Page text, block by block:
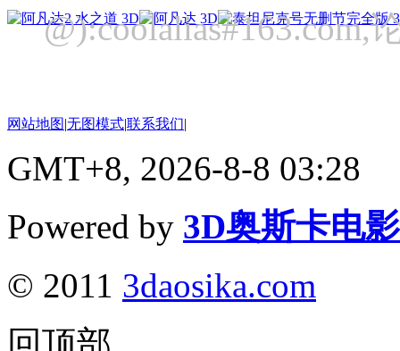
网站地图|无图模式|联系我们|
GMT+8, 2026-8-8 03:28
Powered by 3D奥斯卡电
© 2011 3daosika.com
回顶部